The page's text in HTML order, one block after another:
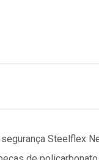
Steelflex